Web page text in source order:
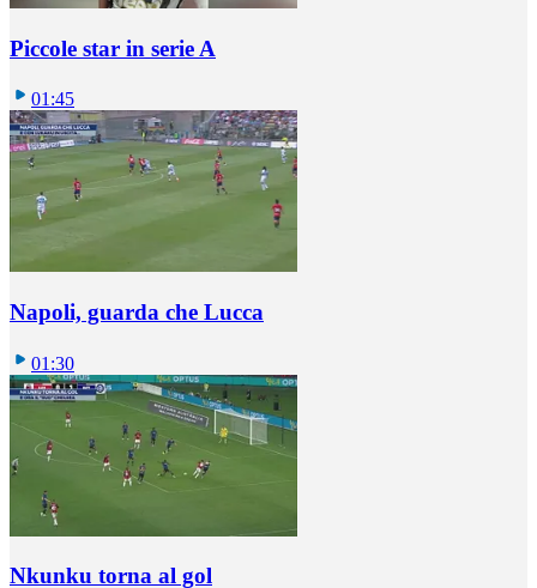
Piccole star in serie A
01:45
Napoli, guarda che Lucca
01:30
Nkunku torna al gol